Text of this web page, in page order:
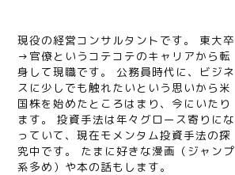
現役の経営コンサルタントです。 東大卒
→官僚というコテコテのキャリアから転
身して現職です。 公務員時代に、ビジネ
スに少しでも触れたいという思いから米
国株を始めたところはまり、今にいたり
ます。 投資手法は年々グロース寄りにな
っていて、現在モメンタム投資手法の探
究中です。 たまに好きな漫画（ジャンプ
系多め）や本の話もします。